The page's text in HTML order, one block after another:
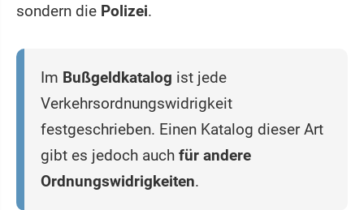
sondern die Polizei.
Im Bußgeldkatalog ist jede
Verkehrsordnungswidrigkeit
festgeschrieben. Einen Katalog dieser Art
gibt es jedoch auch für andere
Ordnungswidrigkeiten.